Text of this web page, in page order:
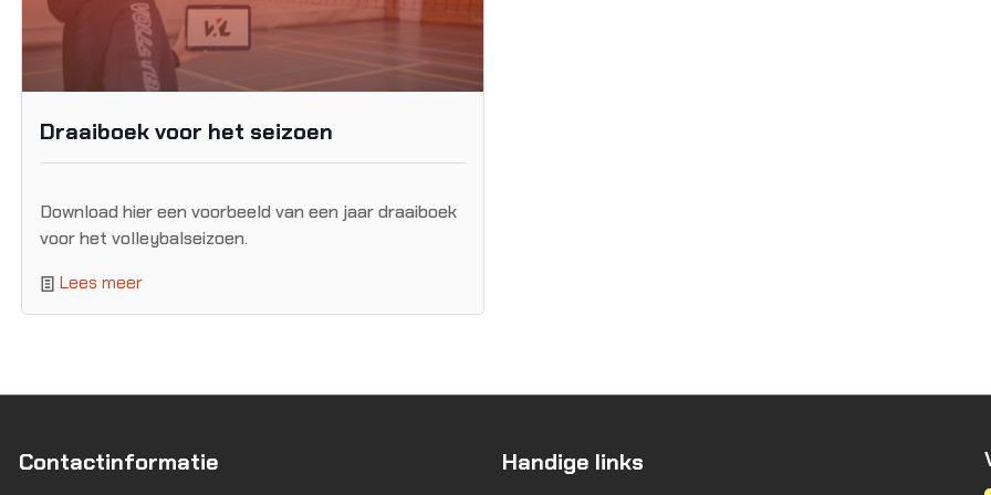
Draaiboek voor het seizoen
Download hier een voorbeeld van een jaar draaiboek
voor het volleybalseizoen.
Lees meer
Contactinformatie Handige links